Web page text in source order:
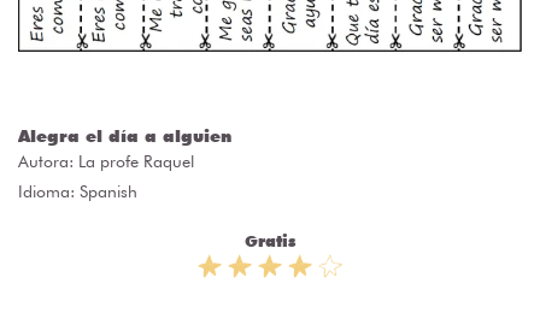
Alegra el día a alguien
Autora: La profe Raquel
Idioma: Spanish
Gratis